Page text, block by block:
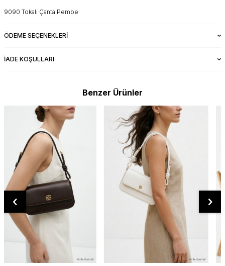
9090 Tokalı Çanta Pembe
ÖDEME SEÇENEKLERI
İADE KOŞULLARI
Benzer Ürünler